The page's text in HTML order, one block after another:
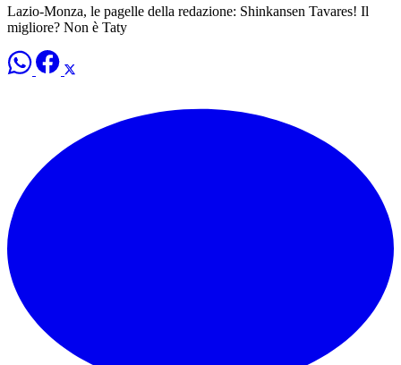
Lazio-Monza, le pagelle della redazione: Shinkansen Tavares! Il
migliore? Non è Taty